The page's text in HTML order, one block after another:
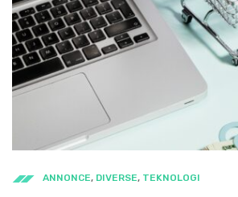
ANNONCE, DIVERSE, TEKNOLOGI